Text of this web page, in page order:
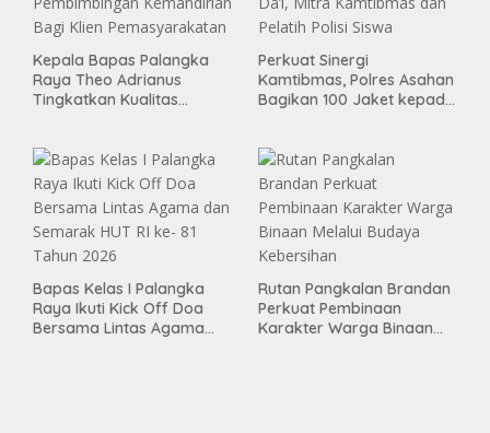
Kepala Bapas Palangka
Raya Theo Adrianus
Tingkatkan Kualitas
Pemasyarakatan
Perkuat Sinergi
Kamtibmas, Polres Asahan
Bagikan 100 Jaket kepada
Bapas Kelas I Palangka
Raya Ikuti Kick Off Doa
Bersama Lintas Agama
Rutan Pangkalan Brandan
Perkuat Pembinaan
Karakter Warga Binaan